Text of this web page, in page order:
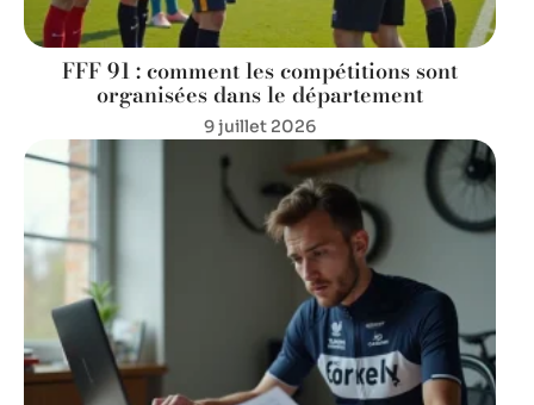
FFF 91 : comment les compétitions sont
organisées dans le département
9 juillet 2026